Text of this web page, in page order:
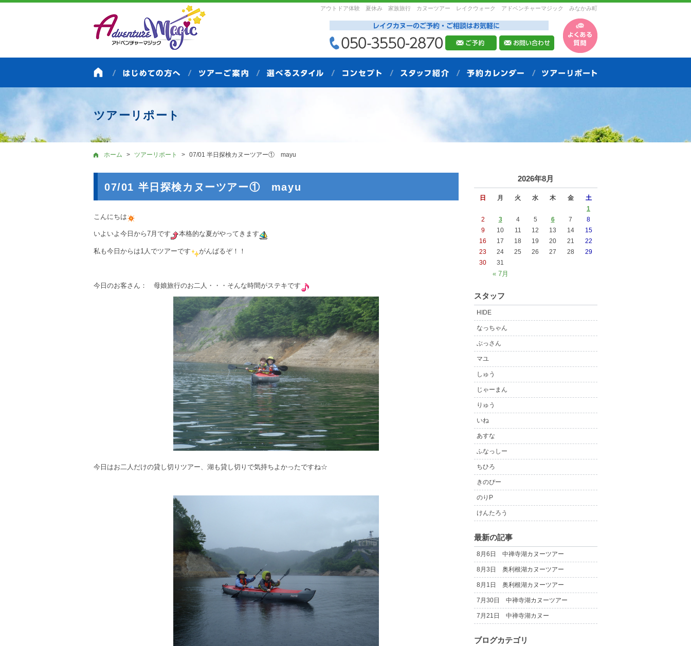
アウトドア体験 夏休み 家族旅行 カヌーツアー レイクウォーク アドベンチャーマジック みなかみ町
ツアーリポート
ホーム ツアーリポート 07/01 半日探検カヌーツアー① mayu
07/01 半日探検カヌーツアー① mayu
こんにちは
いよいよ今日から7月です 本格的な夏がやってきます
私も今日からは1人でツアーです がんばるぞ！！
今日のお客さん： 母娘旅行のお二人・・・そんな時間がステキです
今日はお二人だけの貸し切りツアー、湖も貸し切りで気持ちよかったですね☆
2026年8月
日 月 火 水 木 金 土
« 7月
1
2
3 4 5 6 7
8
9
10 11 12 13 14
15
16
17 18 19 20 21
22
23
24 25 26 27 28
29
30
31
スタッフ
HIDE
なっちゃん
ぶっさん
マユ
しゅう
じゃーまん
りゅう
いね
あすな
ふなっしー
ちひろ
きのぴー
のりP
けんたろう
最新の記事
8月6日 中禅寺湖カヌーツアー
8月3日 奥利根湖カヌーツアー
8月1日 奥利根湖カヌーツアー
7月30日 中禅寺湖カヌーツアー
7月21日 中禅寺湖カヌー
ブログカテゴリ